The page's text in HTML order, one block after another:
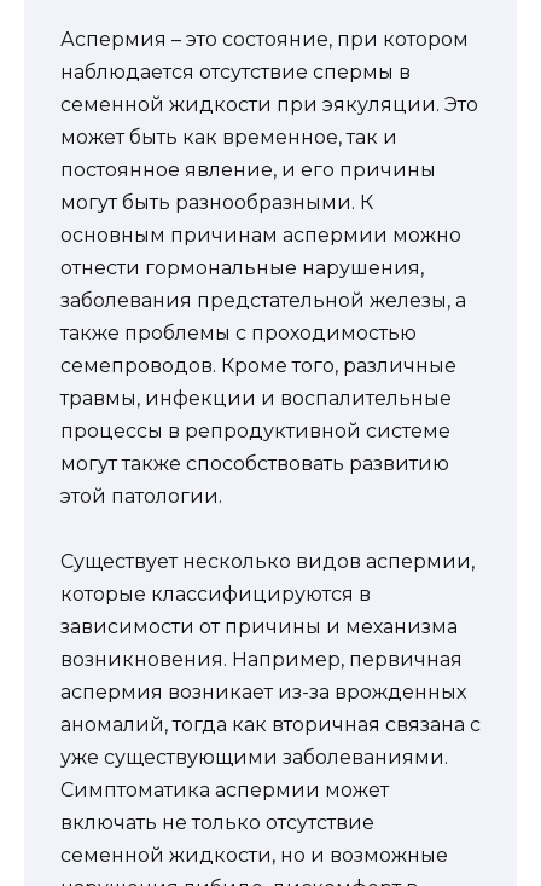
Аспермия – это состояние, при котором
наблюдается отсутствие спермы в
семенной жидкости при эякуляции. Это
может быть как временное, так и
постоянное явление, и его причины
могут быть разнообразными. К
основным причинам аспермии можно
отнести гормональные нарушения,
заболевания предстательной железы, а
также проблемы с проходимостью
семепроводов. Кроме того, различные
травмы, инфекции и воспалительные
процессы в репродуктивной системе
могут также способствовать развитию
этой патологии.
Существует несколько видов аспермии,
которые классифицируются в
зависимости от причины и механизма
возникновения. Например, первичная
аспермия возникает из-за врожденных
аномалий, тогда как вторичная связана с
уже существующими заболеваниями.
Симптоматика аспермии может
включать не только отсутствие
семенной жидкости, но и возможные